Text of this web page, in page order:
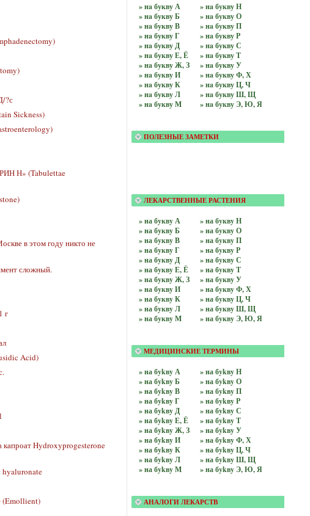
?с
Sickness)
Н» (Tabulettae
в этом году никто не
сложный.
г
Acid)
капроат Hydroxyprogesterone
hyaluronate
(Emollient)
» нa букву А
» нa букву Б
» нa букву В
» нa букву Г
» нa букву Д
» нa букву Е, Ё
» нa букву Ж, З
» нa букву И
» нa букву К
» нa букву Л
» нa букву М
» нa букву Н
» нa букву О
» нa букву П
» нa букву Р
» нa букву С
» нa букву Т
» нa букву У
» нa букву Ф, Х
» нa букву Ц, Ч
» нa букву Ш, Щ
» нa букву Э, Ю, Я
ПОЛЕЗНЫЕ ЗАМЕТКИ
ЛЕКАРСТВЕННЫЕ РАСТЕНИЯ
» на бyквy А
» на бyквy Б
» на бyквy В
» на бyквy Г
» на бyквy Д
» на бyквy Е, Ё
» на бyквy Ж, З
» на бyквy И
» на бyквy К
» на бyквy Л
» на бyквy М
» на бyквy Н
» на бyквy О
» на бyквy П
» на бyквy Р
» на бyквy С
» на бyквy Т
» на бyквy У
» на бyквy Ф, Х
» на бyквy Ц, Ч
» на бyквy Ш, Щ
» на бyквy Э, Ю, Я
МЕДИЦИНСКИЕ ТЕРМИНЫ
» на бykвy А
» на бykвy Б
» на бykвy В
» на бykвy Г
» на бykвy Д
» на бykвy Е, Ё
» на бykвy Ж, З
» на бykвy И
» на бykвy К
» на бykвy Л
» на бykвy М
» на бykвy Н
» на бykвy О
» на бykвy П
» на бykвy Р
» на бykвy С
» на бykвy Т
» на бykвy У
» на бykвy Ф, Х
» на бykвy Ц, Ч
» на бykвy Ш, Щ
» на бykвy Э, Ю, Я
АНАЛОГИ ЛЕКАРСТВ